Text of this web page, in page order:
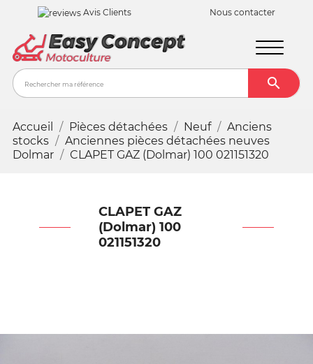
Avis Clients Nous contacter

Accueil Pièces détachées Neuf
Anciens
stocks
Anciennes pièces détachées neuves
Dolmar
CLAPET GAZ (Dolmar) 100 021151320
CLAPET GAZ
(Dolmar) 100
021151320